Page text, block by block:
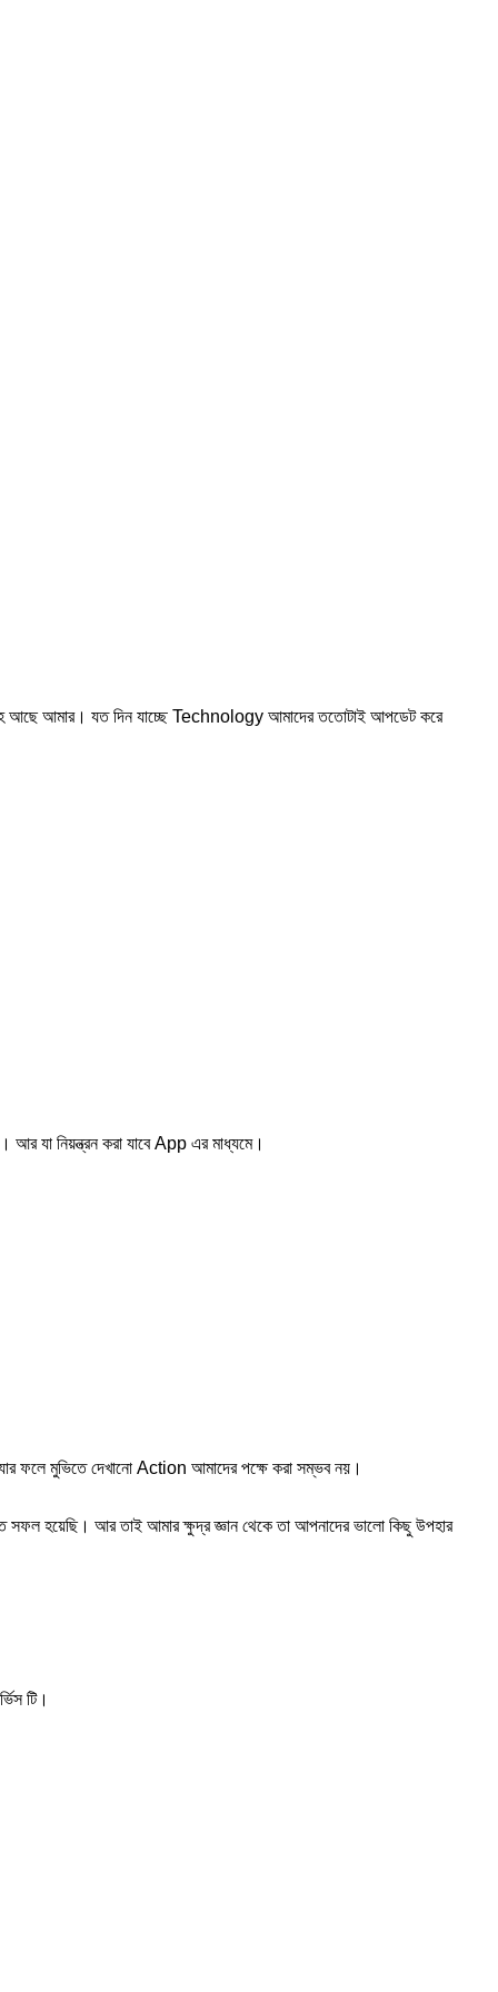
আছে আমার। যত দিন যাচ্ছে Technology আমাদের ততোটাই আপডেট করে
যা নিয়ন্ত্রন করা যাবে App এর মাধ্যমে।
ফলে মুভিতে দেখানো Action আমাদের পক্ষে করা সম্ভব নয়।
সফল হয়েছি। আর তাই আমার ক্ষুদ্র জ্ঞান থেকে তা আপনাদের ভালো কিছু উপহার
টি।